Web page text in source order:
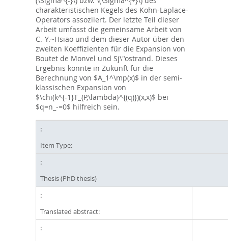
charakteristischen Kegels des Kohn-Laplace-
Operators assoziiert. Der letzte Teil dieser
Arbeit umfasst die gemeinsame Arbeit von
C.-Y.~Hsiao und dem dieser Autor über den
zweiten Koeffizienten für die Expansion von
Boutet de Monvel und Sj\"ostrand. Dieses
Ergebnis könnte in Zukunft für die
Berechnung von $A_1^\mp(x)$ in der semi-
klassischen Expansion von
$\chi(k^{-1}T_{P,\lambda}^{(q)})(x,x)$ bei
$q=n_-=0$ hilfreich sein.
Item Type:
Thesis (PhD thesis)
Translated abstract: